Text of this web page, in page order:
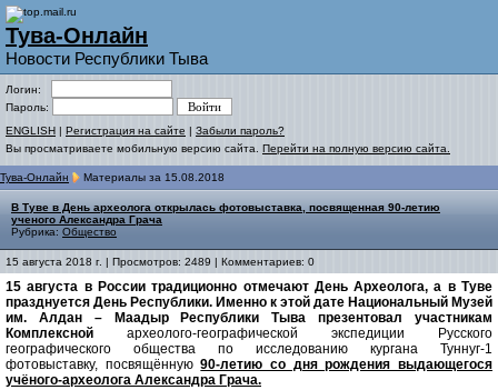
Тува-Онлайн
Новости Республики Тыва
Логин:
Пароль:
ENGLISH | Регистрация на сайте | Забыли пароль?
Вы просматриваете мобильную версию сайта. Перейти на полную версию сайта.
Тува-Онлайн Материалы за 15.08.2018
В Туве в День археолога открылась фотовыставка, посвященная 90-летию
ученого Александра Грача
Рубрика: Общество
15 августа 2018 г. | Просмотров: 2489 | Комментариев: 0
15 августа в России традиционно отмечают День Археолога, а в Туве
празднуется День Республики. Именно к этой дате Национальный Музей
им. Алдан – Маадыр Республики Тыва презентовал участникам
Комплексной археолого-географической экспедиции Русского
географического общества по исследованию кургана Туннуг-1
фотовыставку, посвящённую90-летию со дня рождения выдающегося
учёного-археолога Александра Грача.